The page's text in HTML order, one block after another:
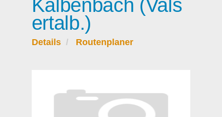
Kalbenbach (Vals
ertalb.)
Details Routenplaner